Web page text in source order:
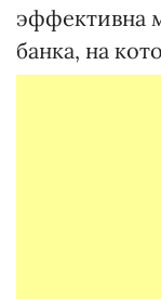
эффективна
банка, на